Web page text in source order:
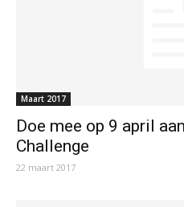
Maart 2017
Doe mee op 9 april
Challenge
22 maart 2017